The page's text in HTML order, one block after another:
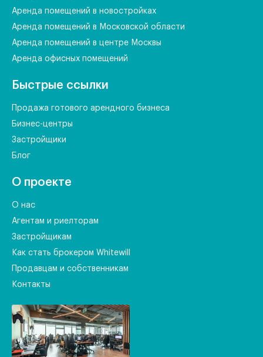
Аренда помещений в новостройках
Аренда помещений в Московской области
Аренда помещений в центре Москвы
Аренда офисных помещений
Быстрые ссылки
Продажа готового арендного бизнеса
Бизнес-центры
Застройщики
Блог
О проекте
О нас
Агентам и риелторам
Застройщикам
Как стать брокером Whitewill
Продавцам и собственникам
Контакты